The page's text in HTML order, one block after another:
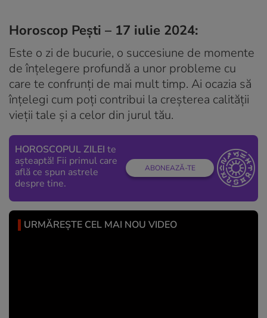
Horoscop Pești – 17 iulie 2024:
Este o zi de bucurie, o succesiune de momente
de înțelegere profundă a unor probleme cu
care te confrunți de mai mult timp. Ai ocazia să
înțelegi cum poți contribui la creșterea calității
vieții tale și a celor din jurul tău.
HOROSCOPUL ZILEI te
așteaptă! Fii primul care
află ce spun astrele
despre tine.
ABONEAZĂ-TE
URMĂREȘTE CEL MAI NOU VIDEO